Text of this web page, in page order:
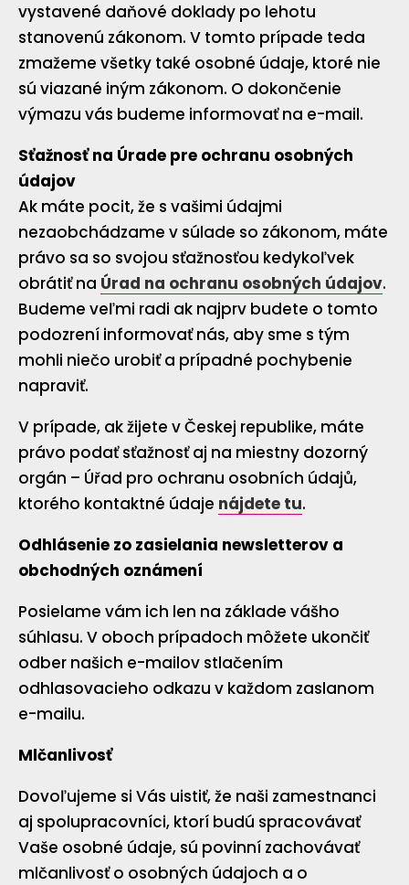
vystavené daňové doklady po lehotu
stanovenú zákonom. V tomto prípade teda
zmažeme všetky také osobné údaje, ktoré nie
sú viazané iným zákonom. O dokončenie
výmazu vás budeme informovať na e-mail.
Sťažnosť na Úrade pre ochranu osobných
údajov
Ak máte pocit, že s vašimi údajmi
nezaobchádzame v súlade so zákonom, máte
právo sa so svojou sťažnosťou kedykoľvek
obrátiť na Úrad na ochranu osobných údajov.
Budeme veľmi radi ak najprv budete o tomto
podozrení informovať nás, aby sme s tým
mohli niečo urobiť a prípadné pochybenie
napraviť.
V prípade, ak žijete v Českej republike, máte
právo podať sťažnosť aj na miestny dozorný
orgán – Úřad pro ochranu osobních údajů,
ktorého kontaktné údaje nájdete tu.
Odhlásenie zo zasielania newsletterov a
obchodných oznámení
Posielame vám ich len na základe vášho
súhlasu. V oboch prípadoch môžete ukončiť
odber našich e-mailov stlačením
odhlasovacieho odkazu v každom zaslanom
e-mailu.
Mlčanlivosť
Dovoľujeme si Vás uistiť, že naši zamestnanci
aj spolupracovníci, ktorí budú spracovávať
Vaše osobné údaje, sú povinní zachovávať
mlčanlivosť o osobných údajoch a o